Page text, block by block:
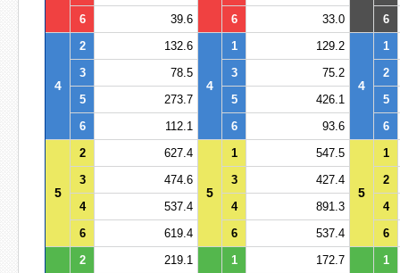
6
39.6 6 33.0 6
4
2 132.6
4
1 129.2
4
1
3
78.5 3 75.2
2
5
273.7 5 426.1
5
6
112.1 6 93.6 6
5
2 627.4
5
1 547.5
5
1
3
474.6 3 427.4
2
4
537.4 4 891.3
4
6
619.4 6 537.4 6
2 219.1 1 172.7
1